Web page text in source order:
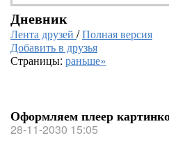
Дневник
Лента друзей /Полная версия
Добавить в друзья
Страницы: раньше»
Оформляем плеер
28-11-2030 15:05